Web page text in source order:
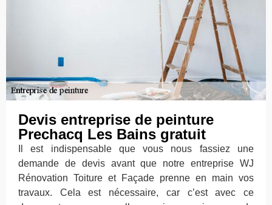
Devis entreprise de peinture
Prechacq Les Bains gratuit
Il est indispensable que vous nous fassiez une
demande de devis avant que notre entreprise WJ
Rénovation Toiture et Façade prenne en main vos
travaux. Cela est nécessaire, car c’est avec ce